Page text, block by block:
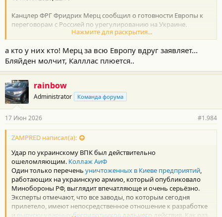
Канцлер ФРГ Фридрих Мерц сообщил о готовности Европы к
переговорам с Россией по урегулированию на Украине.
«Мы готовы к мирным переговорам... Это всегда было нашей
позицией: мы говорили, что Украина и Россия, а также Европа и
Америка должны сесть за стол переговоров, и сегодня это
нигде и ни в коем случае не было предметом спора», —
цитирует егоРИА Новости.
Вместе с этим он отметил планы Европы по усилению
поддержки Киева в дальнейшем.
Министр иностранных дел России Сергей Лавров ранее
подчеркнул, чтоЗапад всегда славился своим двуличием.
https://russian.rt.com/world/news/1645166-merc-evropa-
peregovory
Нажмите для раскрытия...
а кто у них кто! Мерц за всю Европу вдруг заявляет...
Бляйден молчит, Калллас плюется..
rainbow
Administrator Команда форума
17 Июн 2026 #1.984
ZAMPRED написал(а):
Удар по украинскому ВПК был действительно
ошеломляющим. Коллаж АиФ
Один только перечень уничтоженных в Киеве предприятий,
работающих на украинскую армию, который опубликовало
Минобороны РФ, выглядит впечатляюще и очень серьёзно.
Эксперты отмечают, что все заводы, по которым сегодня
прилетело, имеют непосредственное отношение к разработке
и выпуску ударных беспилотниковдальнего действия. Как раз